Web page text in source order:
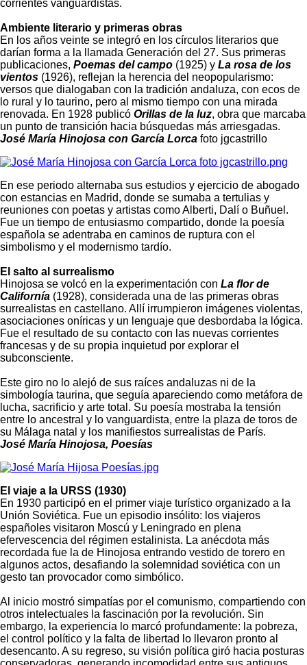
corrientes vanguardistas.
Ambiente literario y primeras obras
En los años veinte se integró en los círculos literarios que
darían forma a la llamada Generación del 27. Sus primeras
publicaciones, Poemas del campo (1925) y La rosa de los
vientos (1926), reflejan la herencia del neopopularismo:
versos que dialogaban con la tradición andaluza, con ecos de
lo rural y lo taurino, pero al mismo tiempo con una mirada
renovada. En 1928 publicó Orillas de la luz, obra que marcaba
un punto de transición hacia búsquedas más arriesgadas.
José María Hinojosa con García Lorca foto jgcastrillo
En ese periodo alternaba sus estudios y ejercicio de abogado
con estancias en Madrid, donde se sumaba a tertulias y
reuniones con poetas y artistas como Alberti, Dalí o Buñuel.
Fue un tiempo de entusiasmo compartido, donde la poesía
española se adentraba en caminos de ruptura con el
simbolismo y el modernismo tardío.
El salto al surrealismo
Hinojosa se volcó en la experimentación con La flor de
Californía (1928), considerada una de las primeras obras
surrealistas en castellano. Allí irrumpieron imágenes violentas,
asociaciones oníricas y un lenguaje que desbordaba la lógica.
Fue el resultado de su contacto con las nuevas corrientes
francesas y de su propia inquietud por explorar el
subconsciente.
Este giro no lo alejó de sus raíces andaluzas ni de la
simbología taurina, que seguía apareciendo como metáfora de
lucha, sacrificio y arte total. Su poesía mostraba la tensión
entre lo ancestral y lo vanguardista, entre la plaza de toros de
su Málaga natal y los manifiestos surrealistas de París.
José María Hinojosa, Poesías
El viaje a la URSS (1930)
En 1930 participó en el primer viaje turístico organizado a la
Unión Soviética. Fue un episodio insólito: los viajeros
españoles visitaron Moscú y Leningrado en plena
efervescencia del régimen estalinista. La anécdota más
recordada fue la de Hinojosa entrando vestido de torero en
algunos actos, desafiando la solemnidad soviética con un
gesto tan provocador como simbólico.
Al inicio mostró simpatías por el comunismo, compartiendo con
otros intelectuales la fascinación por la revolución. Sin
embargo, la experiencia lo marcó profundamente: la pobreza,
el control político y la falta de libertad lo llevaron pronto al
desencanto. A su regreso, su visión política giró hacia posturas